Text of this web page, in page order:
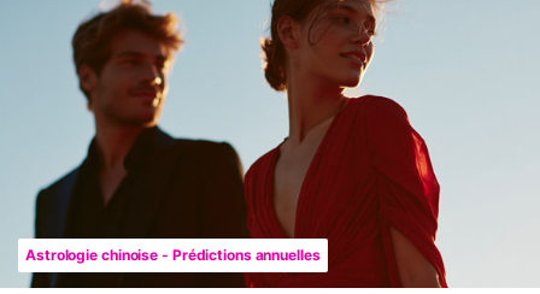
Astrologie chinoise - Prédictions annuelles